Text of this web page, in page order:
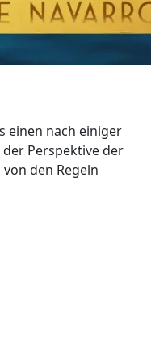
einen nach einiger
Perspektive der
den Regeln